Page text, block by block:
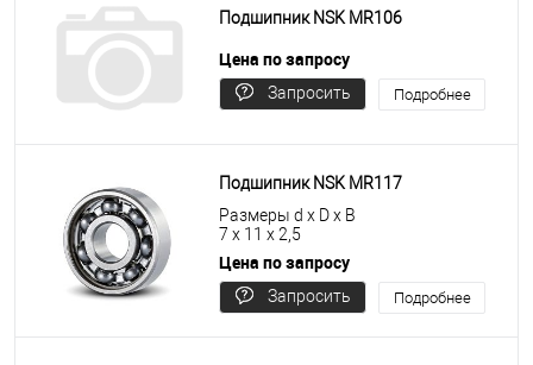
Подшипник NSK MR106
Цена по запросу
Запросить
Подробнее
Подшипник NSK MR117
Размеры d x D x B
7 x 11 x 2,5
Цена по запросу
Запросить
Подробнее